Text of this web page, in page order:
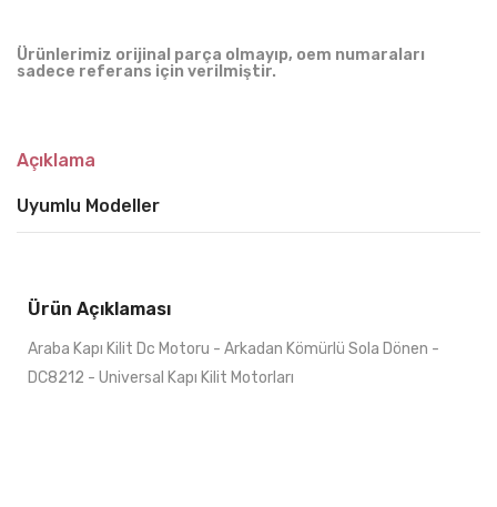
Ürünlerimiz orijinal parça olmayıp, oem numaraları
sadece referans için verilmiştir.
Açıklama
Uyumlu Modeller
Ürün Açıklaması
Araba Kapı Kilit Dc Motoru - Arkadan Kömürlü Sola Dönen -
DC8212 - Universal Kapı Kilit Motorları